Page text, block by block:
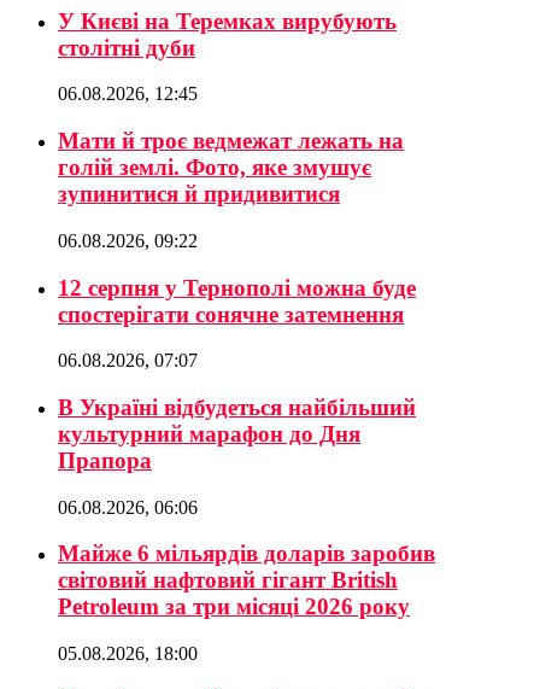
У Києві на Теремках вирубують
столітні дуби
06.08.2026, 12:45
Мати й троє ведмежат лежать на
голій землі. Фото, яке змушує
зупинитися й придивитися
06.08.2026, 09:22
12 серпня у Тернополі можна буде
спостерігати сонячне затемнення
06.08.2026, 07:07
В Україні відбудеться найбільший
культурний марафон до Дня
Прапора
06.08.2026, 06:06
Майже 6 мільярдів доларів заробив
світовий нафтовий гігант British
Petroleum за три місяці 2026 року
05.08.2026, 18:00